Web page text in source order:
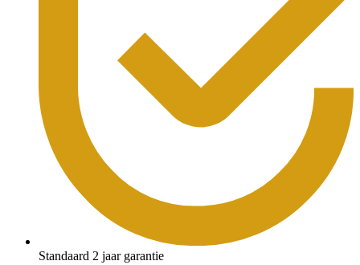
Standaard 2 jaar garantie